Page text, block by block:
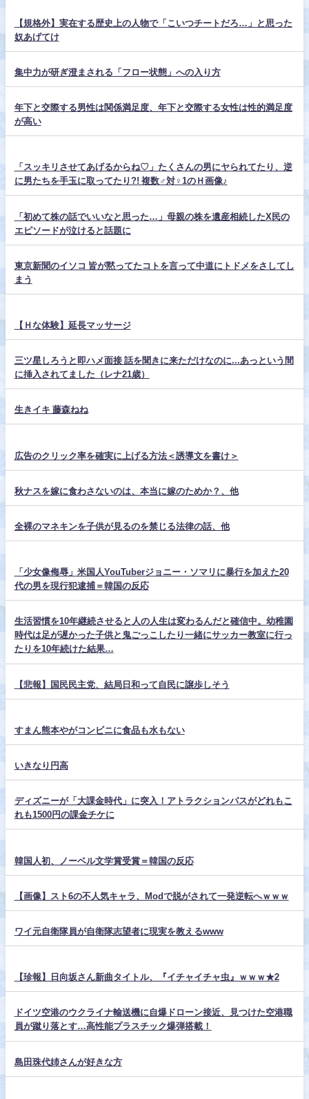
【規格外】実在する歴史上の人物で「こいつチートだろ…」と思った
奴あげてけ
集中力が研ぎ澄まされる「フロー状態」への入り方
年下と交際する男性は関係満足度、年下と交際する女性は性的満足度
が高い
「スッキリさせてあげるからね♡」たくさんの男にヤられてたり、逆
に男たちを手玉に取ってたり?! 複数♂対♀1のＨ画像♪
「初めて株の話でいいなと思った…」母親の株を遺産相続したX民の
エピソードが泣けると話題に
東京新聞のイソコ 皆が黙ってたコトを言って中道にトドメをさしてし
まう
【Ｈな体験】延長マッサージ
三ツ星しろうと即ハメ面接 話を聞きに来ただけなのに...あっという間
に挿入されてました（レナ21歳）
生きイキ 藤森ねね
広告のクリック率を確実に上げる方法＜誘導文を書け＞
秋ナスを嫁に食わさないのは、本当に嫁のためか？、他
全裸のマネキンを子供が見るのを禁じる法律の話、他
「少女像侮辱」米国人YouTuberジョニー・ソマリに暴行を加えた20
代の男を現行犯逮捕＝韓国の反応
生活習慣を10年継続させると人の人生は変わるんだと確信中。幼稚園
時代は足が遅かった子供と鬼ごっこしたり一緒にサッカー教室に行っ
たりを10年続けた結果…
【悲報】国民民主党、結局日和って自民に譲歩しそう
すまん熊本やがコンビニに食品も水もない
いきなり円高
ディズニーが「大課金時代」に突入！アトラクションパスがどれもこ
れも1500円の課金チケに
韓国人初、ノーベル文学賞受賞＝韓国の反応
【画像】スト6の不人気キャラ、Modで脱がされて一発逆転へｗｗｗ
ワイ元自衛隊員が自衛隊志望者に現実を教えるwww
【珍報】日向坂さん新曲タイトル、『イチャイチャ虫』ｗｗｗ★2
ドイツ空港のウクライナ輸送機に自爆ドローン接近、見つけた空港職
員が蹴り落とす…高性能プラスチック爆弾搭載！
島田珠代姉さんが好きな方